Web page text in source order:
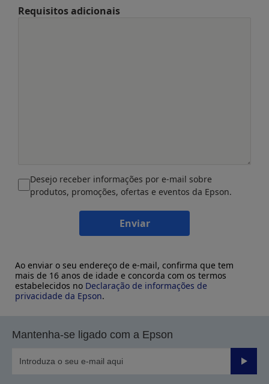
Requisitos adicionais
Desejo receber informações por e-mail sobre
produtos, promoções, ofertas e eventos da Epson.
Enviar
Ao enviar o seu endereço de e-mail, confirma que tem
mais de 16 anos de idade e concorda com os termos
estabelecidos no Declaração de informações de
privacidade da Epson.
Mantenha-se ligado com a Epson
Enviar